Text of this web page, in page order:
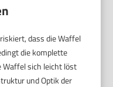
dass die Waffel
die komplette
Waffel sich leicht löst
und Optik der